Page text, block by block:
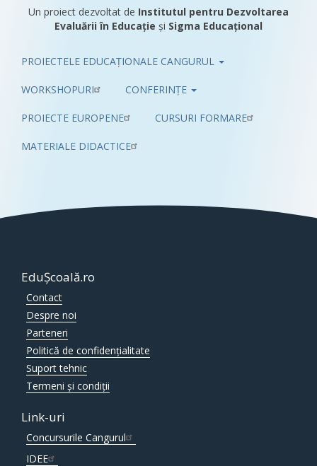
Un proiect dezvoltat de Institutul pentru Dezvoltarea
Evaluării în Educație și Sigma Educațional
Pub
PROIECTELE EDUCAȚIONALE CANGURUL
WORKSHOPURI CONFERINȚE
PROIECTE EUROPENE CURSURI FORMARE
MATERIALE DIDACTICE
EduȘcoală.ro
Contact
Despre noi
Parteneri
Politică de confidențialitate
Suport tehnic
Termeni și condiții
Link-uri
Concursurile Cangurul
IDEE